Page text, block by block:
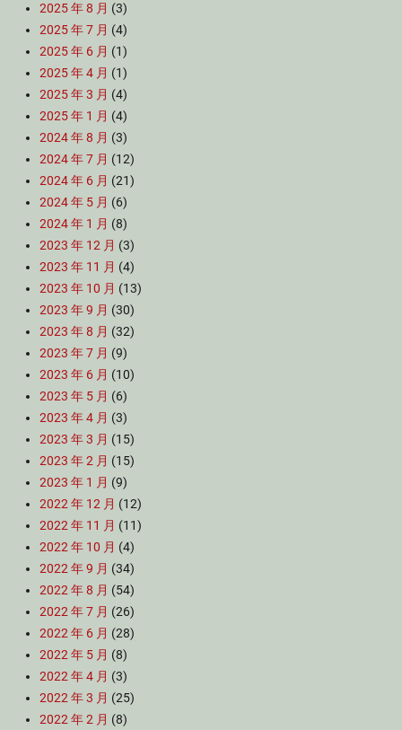
2025 年 8 月 (3)
2025 年 7 月 (4)
2025 年 6 月 (1)
2025 年 4 月 (1)
2025 年 3 月 (4)
2025 年 1 月 (4)
2024 年 8 月 (3)
2024 年 7 月 (12)
2024 年 6 月 (21)
2024 年 5 月 (6)
2024 年 1 月 (8)
2023 年 12 月 (3)
2023 年 11 月 (4)
2023 年 10 月 (13)
2023 年 9 月 (30)
2023 年 8 月 (32)
2023 年 7 月 (9)
2023 年 6 月 (10)
2023 年 5 月 (6)
2023 年 4 月 (3)
2023 年 3 月 (15)
2023 年 2 月 (15)
2023 年 1 月 (9)
2022 年 12 月 (12)
2022 年 11 月 (11)
2022 年 10 月 (4)
2022 年 9 月 (34)
2022 年 8 月 (54)
2022 年 7 月 (26)
2022 年 6 月 (28)
2022 年 5 月 (8)
2022 年 4 月 (3)
2022 年 3 月 (25)
2022 年 2 月 (8)